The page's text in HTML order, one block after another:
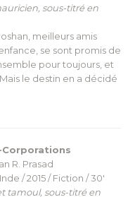
sous-titré en
meilleurs amis
se sont promis de
pour toujours, et
le destin en a décidé
Corporations
R. Prasad
/ 2015 / Fiction / 30′
tamoul, sous-titré en